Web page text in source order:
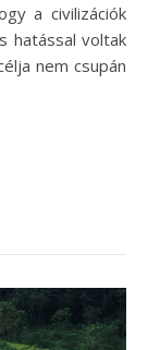
a civilizációk
hatással voltak
nem csupán